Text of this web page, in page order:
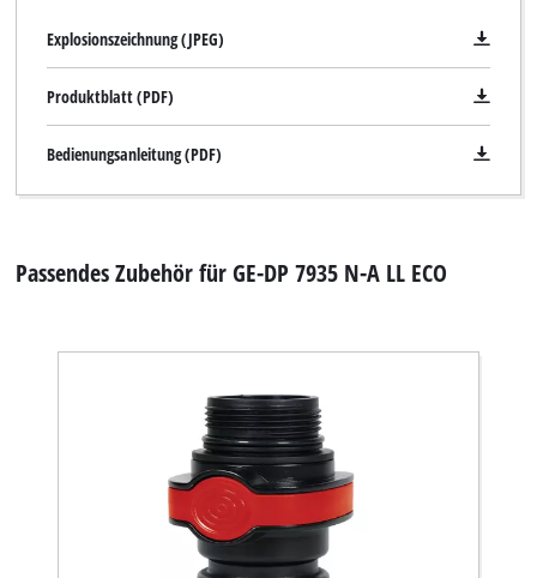
Explosionszeichnung (JPEG)
Produktblatt (PDF)
Bedienungsanleitung (PDF)
Passendes Zubehör für GE-DP 7935 N-A LL ECO